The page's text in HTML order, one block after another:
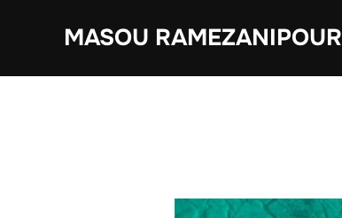
MASOU RAMEZANIPOUR